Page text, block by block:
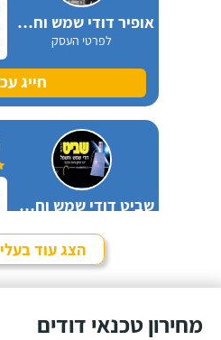
אופיר דודי שמש וחשמל
לפרטי העסק
חייג
שביט דודי שמש וחשמל בע"מ
חייג
הצג עוד
מחירון טכנאי דודים